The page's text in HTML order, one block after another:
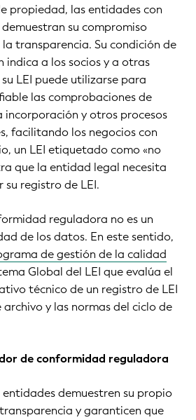
propiedad, las entidades con
su compromiso
transparencia. Su condición de
indica a los socios y a otras
LEI puede utilizarse para
las comprobaciones de
incorporación y otros procesos
facilitando los negocios con
un LEI etiquetado como «no
que la entidad legal necesita
registro de LEI.
reguladora no es un
de los datos. En este sentido,
de gestión de la calidad
Global del LEI que evalúa el
técnico de un registro de LEI
y las normas del ciclo de
de conformidad reguladora
demuestren su propio
y garanticen que